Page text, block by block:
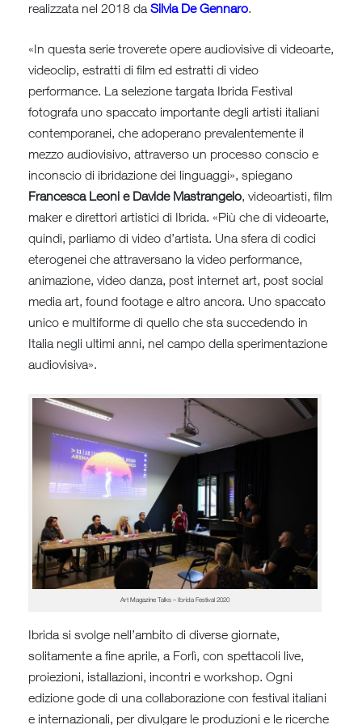
realizzata nel 2018 da Silvia De Gennaro.
«In questa serie troverete opere audiovisive di videoarte,
videoclip, estratti di film ed estratti di video
performance. La selezione targata Ibrida Festival
fotografa uno spaccato importante degli artisti italiani
contemporanei, che adoperano prevalentemente il
mezzo audiovisivo, attraverso un processo conscio e
inconscio di ibridazione dei linguaggi», spiegano
Francesca Leoni e Davide Mastrangelo, videoartisti, film
maker e direttori artistici di Ibrida. «Più che di videoarte,
quindi, parliamo di video d’artista. Una sfera di codici
eterogenei che attraversano la video performance,
animazione, video danza, post internet art, post social
media art, found footage e altro ancora. Uno spaccato
unico e multiforme di quello che sta succedendo in
Italia negli ultimi anni, nel campo della sperimentazione
audiovisiva».
Art Magazine Talks – Ibrida Festival 2020
Ibrida si svolge nell’ambito di diverse giornate,
solitamente a fine aprile, a Forlì, con spettacoli live,
proiezioni, istallazioni, incontri e workshop. Ogni
edizione gode di una collaborazione con festival italiani
e internazionali, per divulgare le produzioni e le ricerche